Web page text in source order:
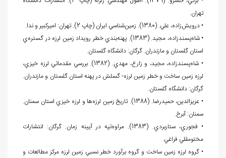
تهران.
• درويشزاده، علي. (1380). زمين
شناسي ايران (چاپ 2). تهران: اميرکبير و ندا.
• شاهپسندزاده، مجيد. (1383). پهنه بندي خطر رويداد زمين لرزه در گسترهي
استان گلستان و مازندران. گرگان: دانشگاه گلستان.
• شاه
پسندزاده، مجيد، و زارع، مهدي. (1382). بررسي مقدماتي لرزه خيزي،
لرزه زمين ساخت و خطر زمين لرزه- گسلش در پهنه استان گلستان و مازندران.
گرگان: دانشگاه گلستان.
• عزيزالدين، حميدرضا. (1388). تاريخ زمين لرزه
ها و لرزه خيزي استان سمنان.
سمنان: آبرخ.
• فجوري، ستاربردي. (1383). مراوه
تپه در آيينه زمان. گرگان: انتشارات
مختومقلي فراغي.
• گروه لرزه زمين ساخت و گروه برآورد خطر نسبي زمين لرزه مرکز مطالعات و